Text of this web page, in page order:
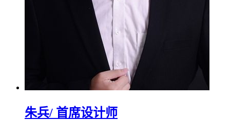
朱兵/ 首席设计师